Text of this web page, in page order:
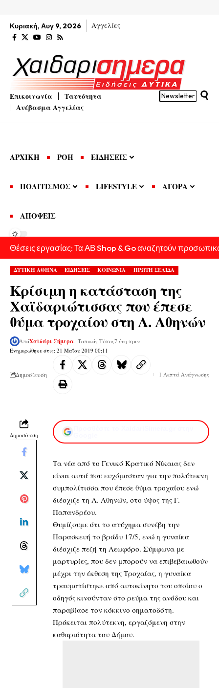
Κυριακή, Αυγ 9, 2026 Αγγελίες
Επικοινωνία
Ταυτότητα
Ανέβασμα Αγγελίας
Newsletter
ΑΡΧΙΚΗ ΡΟΗ ΕΙΔΗΣΕΙΣ
ΠΟΛΙΤΙΣΜΟΣ LIFESTYLE ΑΓΟΡΑ
ΑΠΟΨΕΙΣ
Θέσεις εργασίας: Τα ΑΒ Shop & Go αναζητούν
ΔΥΤΙΚΗ ΑΘΗΝΑ ΕΙΔΗΣΕΙΣ ΚΟΙΝΩΝΙΑ ΠΡΩΤΗ ΣΕΛΙΔΑ
Κρίσιμη η κατάσταση της
Χαϊδαριώτισσας που έπεσε
θύμα τροχαίου στη Λ. Αθηνών
Ενημερώθηκε στις: 21 Μαΐου 2019 00:11
ΑπόΧαϊδάρι Σήμερα- Τοπικός Τύπος7 έτη πριν
Δημοσίευση 1 Λεπτά Ανάγνωσης
Δημοσίευση
Τα νέα από το Γενικό Κρατικό Νίκαιας δεν
είναι αυτά που ευχόμασταν για την πολύτεκνη
συμπολίτισσα που έπεσε θύμα τροχαίου ενώ
διέσχιζε τη Λ. Αθηνών, στο ύψος της Γ.
Παπανδρέου.
Θυμίζουμε ότι το ατύχημα συνέβη την
Παρασκευή το βράδυ 17/5, ενώ η γυναίκα
διέσχιζε πεζή τη Λεωφόρο. Σύμφωνα με
μαρτυρίες, που δεν μπορούν να επιβεβαιωθούν
μέχρι την έκθεση της Τροχαίας, η γυναίκα
τραυματίστηκε από αυτοκίνητο του οποίου ο
οδηγός κινούνταν στο ρεύμα της ανόδου και
παραβίασε τον κόκκινο σηματοδότη.
Πρόκειται πολύτεκνη, εργαζόμενη στην
καθαριότητα του Δήμου.